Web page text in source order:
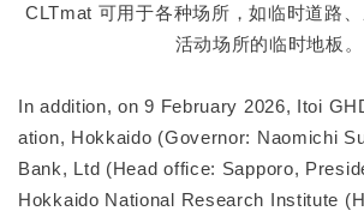
CLTmat 可用于各种场所，如临时道路
活动场所的临时地板。
In addition, on 9 February 2026, Itoi
ation, Hokkaido (Governor: Naomichi
Bank, Ltd (Head office: Sapporo,
Hokkaido National Research Institute